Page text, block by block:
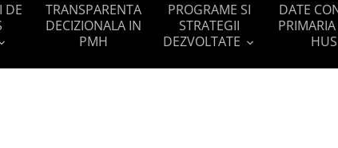
DE
TRANSPARENTA
DECIZIONALA IN
PMH
PROGRAME SI
STRATEGII
DEZVOLTATE
DATE